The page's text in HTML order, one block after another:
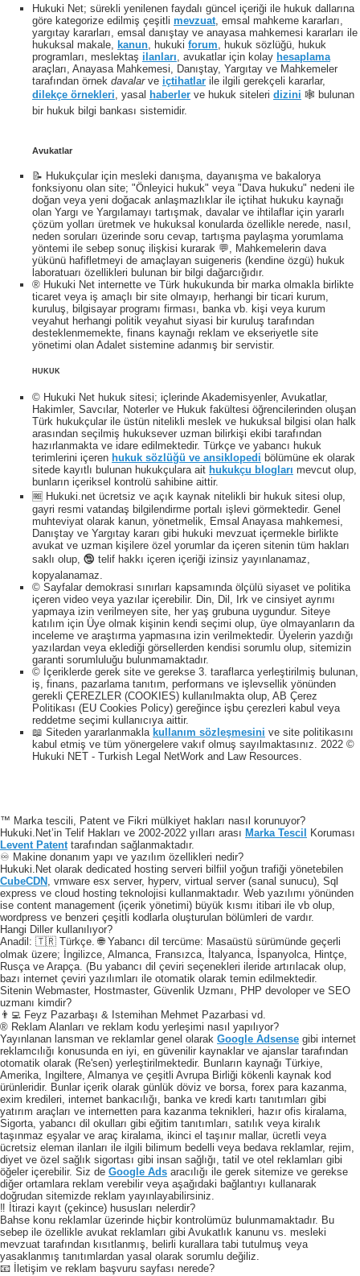
Hukuki Net; sürekli yenilenen faydalı güncel içeriği ile hukuk dallarına
göre kategorize edilmiş çeşitli mevzuat , emsal mahkeme kararları,
yargıtay kararları, emsal danıştay ve anayasa mahkemesi kararları ile
hukuksal makale, kanun , hukuki forum , hukuk sözlüğü, hukuk
programları, meslektaş ilanları , avukatlar için kolay hesaplama
araçları, Anayasa Mahkemesi, Danıştay, Yargıtay ve Mahkemeler
tarafından örnek davalarve içtihatlar ile ilgili gerekçeli kararlar,
dilekçe örnekleri , yasal haberler ve hukuk siteleri dizini 🕸 bulunan
bir hukuk bilgi bankası sistemidir.
Avukatlar
📝 Hukukçular için mesleki danışma, dayanışma ve bakalorya
fonksiyonu olan site; "Önleyici hukuk" veya "Dava hukuku" nedeni ile
doğan veya yeni doğacak anlaşmazlıklar ile içtihat hukuku kaynağı
olan Yargı ve Yargılamayı tartışmak, davalar ve ihtilaflar için yararlı
çözüm yolları üretmek ve hukuksal konularda özellikle nerede, nasıl,
neden soruları üzerinde soru cevap, tartışma paylaşma yorumlama
yöntemi ile sebep sonuç ilişkisi kurarak 💬, Mahkemelerin dava
yükünü hafifletmeyi de amaçlayan suigeneris (kendine özgü) hukuk
laboratuarı özellikleri bulunan bir bilgi dağarcığıdır.
® Hukuki Net internette ve Türk hukukunda bir marka olmakla birlikte
ticaret veya iş amaçlı bir site olmayıp, herhangi bir ticari kurum,
kuruluş, bilgisayar programı firması, banka vb. kişi veya kurum
veyahut herhangi politik veyahut siyasi bir kuruluş tarafından
desteklenmemekte, finans kaynağı reklam ve ekseriyetle site
yönetimi olan Adalet sistemine adanmış bir servistir.
HUKUK
© Hukuki Net hukuk sitesi; içlerinde Akademisyenler, Avukatlar,
Hakimler, Savcılar, Noterler ve Hukuk fakültesi öğrencilerinden oluşan
Türk hukukçular ile üstün nitelikli meslek ve hukuksal bilgisi olan halk
arasından seçilmiş hukuksever uzman bilirkişi ekibi tarafından
hazırlanmakta ve idare edilmektedir. Türkçe ve yabancı hukuk
terimlerini içeren hukuk sözlüğü ve ansiklopedi bölümüne ek olarak
sitede kayıtlı bulunan hukukçulara ait hukukçu blogları mevcut olup,
bunların içeriksel kontrolü sahibine aittir.
🆓 Hukuki.net ücretsiz ve açık kaynak nitelikli bir hukuk sitesi olup,
gayri resmi vatandaş bilgilendirme portalı işlevi görmektedir. Genel
muhteviyat olarak kanun, yönetmelik, Emsal Anayasa mahkemesi,
Danıştay ve Yargıtay kararı gibi hukuki mevzuat içermekle birlikte
avukat ve uzman kişilere özel yorumlar da içeren sitenin tüm hakları
saklı olup, 🕲 telif hakkı içeren içeriği izinsiz yayınlanamaz,
kopyalanamaz.
© Sayfalar demokrasi sınırları kapsamında ölçülü siyaset ve politika
içeren video veya yazılar içerebilir. Din, Dil, Irk ve cinsiyet ayrımı
yapmaya izin verilmeyen site, her yaş grubuna uygundur. Siteye
katılım için Üye olmak kişinin kendi seçimi olup, üye olmayanların da
inceleme ve araştırma yapmasına izin verilmektedir. Üyelerin yazdığı
yazılardan veya eklediği görsellerden kendisi sorumlu olup, sitemizin
garanti sorumluluğu bulunmamaktadır.
© İçeriklerde gerek site ve gerekse 3. taraflarca yerleştirilmiş bulunan,
iş, finans, pazarlama tanıtım, performans ve işlevsellik yönünden
gerekli ÇEREZLER (COOKIES) kullanılmakta olup, AB Çerez
Politikası (EU Cookies Policy) gereğince işbu çerezleri kabul veya
reddetme seçimi kullanıcıya aittir.
📖 Siteden yararlanmakla kullanım sözleşmesini ve site politikasını
kabul etmiş ve tüm yönergelere vakıf olmuş sayılmaktasınız. 2022 ©
Hukuki NET - Turkish Legal NetWork and Law Resources.
™ Marka tescili, Patent ve Fikri mülkiyet hakları nasıl korunuyor?
Hukuki.Net’in Telif Hakları ve 2002-2022 yılları arası Marka Tescil
Koruması
Levent Patenttarafından sağlanmaktadır.
♾️ Makine donanım yapı ve yazılım özellikleri nedir?
Hukuki.Net olarak dedicated hosting serveri bilfiil yoğun trafiği yönetebilen
CubeCDN , vmware esx server, hyperv, virtual server (sanal sunucu), Sql
express ve cloud hosting teknolojisi kullanmaktadır. Web yazılımı yönünden
ise content management (içerik yönetimi) büyük kısmı itibari ile vb olup,
wordpress ve benzeri çeşitli kodlarla oluşturulan bölümleri de vardır.
Hangi Diller kullanılıyor?
Anadil: 🇹🇷 Türkçe. 🌐 Yabancı dil tercüme: Masaüstü sürümünde geçerli
olmak üzere; İngilizce, Almanca, Fransızca, İtalyanca, İspanyolca, Hintçe,
Rusça ve Arapça. (Bu yabancı dil çeviri seçenekleri ileride artırılacak olup,
bazı internet çeviri yazılımları ile otomatik olarak temin edilmektedir.
Sitenin Webmaster, Hostmaster, Güvenlik Uzmanı, PHP devoloper ve SEO
uzmanı kimdir?
👨‍💻 Feyz Pazarbaşı & Istemihan Mehmet Pazarbasi vd.
® Reklam Alanları ve reklam kodu yerleşimi nasıl yapılıyor?
Yayınlanan lansman ve reklamlar genel olarak Google Adsense gibi internet
reklamcılığı konusunda en iyi, en güvenilir kaynaklar ve ajanslar tarafından
otomatik olarak (Re'sen) yerleştirilmektedir. Bunların kaynağı Türkiye,
Amerika, Ingiltere, Almanya ve çeşitli Avrupa Birliği kökenli kaynak kod
ürünleridir. Bunlar içerik olarak günlük döviz ve borsa, forex para kazanma,
exim kredileri, internet bankacılığı, banka ve kredi kartı tanıtımları gibi
yatırım araçları ve internetten para kazanma teknikleri, hazır ofis kiralama,
Sigorta, yabancı dil okulları gibi eğitim tanıtımları, satılık veya kiralık
taşınmaz eşyalar ve araç kiralama, ikinci el taşınır mallar, ücretli veya
ücretsiz eleman ilanları ile ilgili bilimum bedelli veya bedava reklamlar, rejim,
diyet ve özel sağlık sigortası gibi insan sağlığı, tatil ve otel reklamları gibi
öğeler içerebilir. Siz de Google Ads aracılığı ile gerek sitemize ve gerekse
diğer ortamlara reklam verebilir veya aşağıdaki bağlantıyı kullanarak
doğrudan sitemizde reklam yayınlayabilirsiniz.
‼️ İtirazi kayıt (çekince) hususları nelerdir?
Bahse konu reklamlar üzerinde hiçbir kontrolümüz bulunmamaktadır. Bu
sebep ile özellikle avukat reklamları gibi Avukatlık kanunu vs. mesleki
mevzuat tarafından kısıtlanmış, belirli kurallara tabi tutulmuş veya
yasaklanmış tanıtımlardan yasal olarak sorumlu değiliz.
📧 İletişim ve reklam başvuru sayfası nerede?